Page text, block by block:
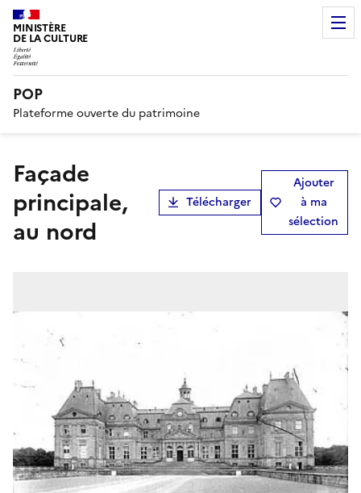
MINISTÈRE
DE LA CULTURE
POP
Plateforme ouverte du patrimoine
Façade
principale,
au nord
Télécharger
Ajouter
à ma
sélection